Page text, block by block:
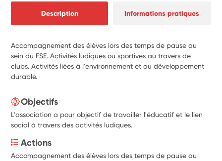
Description Informations pratiques
Accompagnement des élèves lors des temps de pause au
sein du FSE. Activités ludiques ou sportives au travers de
clubs. Activités liées à l'environnement et au développement
durable.
Objectifs
L'association a pour objectif de travailler l'éducatif et le lien
social à travers des activités ludiques.
Actions
Accompagnement des élèves lors des temps de pause au